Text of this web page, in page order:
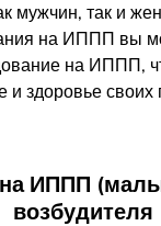
мужчин, так и
на ИППП вы
на ИППП,
и здоровье своих
на ИППП
возбудителя